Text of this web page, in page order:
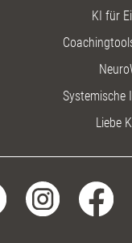
KI für
Systemische
Liebe